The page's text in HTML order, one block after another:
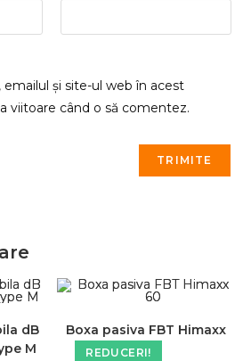
și site-ul web în acest
viitoare când o să comentez.
dB
M
REDUCERI!
Boxa pasiva FBT Himaxx
60